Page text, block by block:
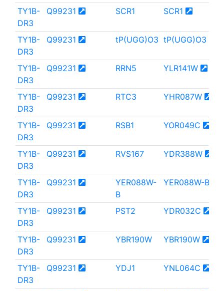
TY1B-
DR3
Q99231 SCR1 SCR1
TY1B-
DR3
Q99231 tP(UGG)O3 tP(UGG)O3
TY1B-
DR3
Q99231 RRN5 YLR141W
TY1B-
DR3
Q99231 RTC3 YHR087W
TY1B-
DR3
Q99231 RSB1 YOR049C
TY1B-
DR3
Q99231 RVS167 YDR388W
TY1B-
DR3
Q99231
YER088W-
B
YER088W-B
TY1B-
DR3
Q99231 PST2 YDR032C
TY1B-
DR3
Q99231 YBR190W YBR190W
TY1B-
DR3
Q99231 YDJ1 YNL064C